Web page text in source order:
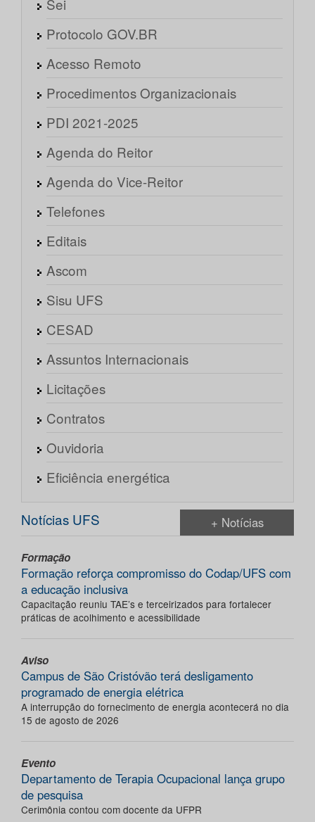
Sei
Protocolo GOV.BR
Acesso Remoto
Procedimentos Organizacionais
PDI 2021-2025
Agenda do Reitor
Agenda do Vice-Reitor
Telefones
Editais
Ascom
Sisu UFS
CESAD
Assuntos Internacionais
Licitações
Contratos
Ouvidoria
Eficiência energética
Notícias UFS + Notícias
Formação
Formação reforça compromisso do Codap/UFS com
a educação inclusiva
Capacitação reuniu TAE’s e terceirizados para fortalecer
práticas de acolhimento e acessibilidade
Aviso
Campus de São Cristóvão terá desligamento
programado de energia elétrica
A interrupção do fornecimento de energia acontecerá no dia
15 de agosto de 2026
Evento
Departamento de Terapia Ocupacional lança grupo
de pesquisa
Cerimônia contou com docente da UFPR